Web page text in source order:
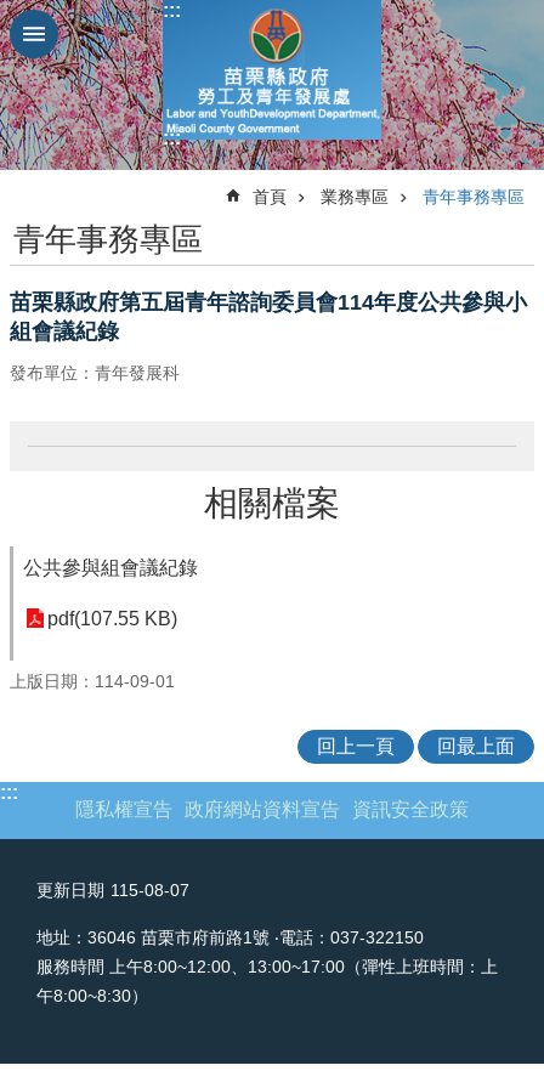
跳到主要內容區塊
進
階
搜
尋
業
務
簡
介
服
欄
業
區
連
府
訊
公
:::
:::
首頁 業務專區 青年事務專區
青年事務專區
苗栗縣政府第五屆青年諮詢委員會114年度公共參與小
組會議紀錄
發布單位：青年發展科
相關檔案
公共參與組會議紀錄
pdf(107.55 KB)
上版日期：114-09-01
回上一頁 回最上面
:::
隱私權宣告
政府網站資料宣告 資訊安全政策
更新日期 115-08-07
地址：36046 苗栗市府前路1號 ‧電話：037-322150
服務時間 上午8:00~12:00、13:00~17:00（彈性上班時間：上
午8:00~8:30）